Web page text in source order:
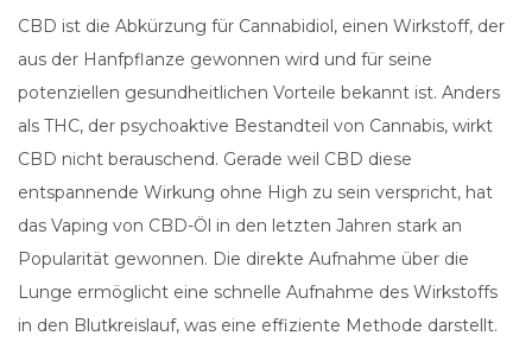
CBD ist die Abkürzung für Cannabidiol, einen Wirkstoff, der
aus der Hanfpflanze gewonnen wird und für seine
potenziellen gesundheitlichen Vorteile bekannt ist. Anders
als THC, der psychoaktive Bestandteil von Cannabis, wirkt
CBD nicht berauschend. Gerade weil CBD diese
entspannende Wirkung ohne High zu sein verspricht, hat
das Vaping von CBD-Öl in den letzten Jahren stark an
Popularität gewonnen. Die direkte Aufnahme über die
Lunge ermöglicht eine schnelle Aufnahme des Wirkstoffs
in den Blutkreislauf, was eine effiziente Methode darstellt.